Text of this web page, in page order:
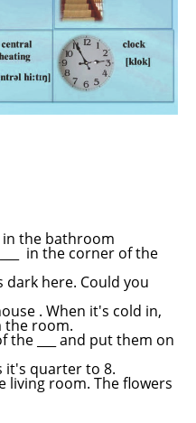
in the bathroom
in the corner of the
dark here. Could you
. When it's cold in,
the room.
the ___ and put them on
it's quarter to 8.
living room. The flowers